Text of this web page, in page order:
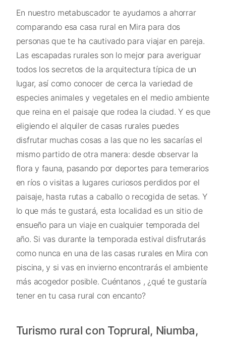
En nuestro metabuscador te ayudamos a ahorrar
comparando esa casa rural en Mira para dos
personas que te ha cautivado para viajar en pareja.
Las escapadas rurales son lo mejor para averiguar
todos los secretos de la arquitectura típica de un
lugar, así como conocer de cerca la variedad de
especies animales y vegetales en el medio ambiente
que reina en el paisaje que rodea la ciudad. Y es que
eligiendo el alquiler de casas rurales puedes
disfrutar muchas cosas a las que no les sacarías el
mismo partido de otra manera: desde observar la
flora y fauna, pasando por deportes para temerarios
en ríos o visitas a lugares curiosos perdidos por el
paisaje, hasta rutas a caballo o recogida de setas. Y
lo que más te gustará, esta localidad es un sitio de
ensueño para un viaje en cualquier temporada del
año. Si vas durante la temporada estival disfrutarás
como nunca en una de las casas rurales en Mira con
piscina, y si vas en invierno encontrarás el ambiente
más acogedor posible. Cuéntanos , ¿qué te gustaría
tener en tu casa rural con encanto?
Turismo rural con Toprural, Niumba,